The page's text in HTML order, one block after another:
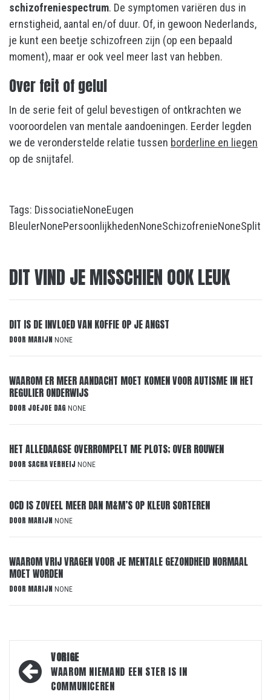
schizofreniespectrum. De symptomen variëren dus in
ernstigheid, aantal en/of duur. Of, in gewoon Nederlands,
je kunt een beetje schizofreen zijn (op een bepaald
moment), maar er ook veel meer last van hebben.
Over feit of gelul
In de serie feit of gelul bevestigen of ontkrachten we
vooroordelen van mentale aandoeningen. Eerder legden
we de veronderstelde relatie tussen borderline en liegen
op de snijtafel.
Tags: DissociatieNoneEugen
BleulerNonePersoonlijkhedenNoneSchizofrenieNoneSplit
DIT VIND JE MISSCHIEN OOK LEUK
DIT IS DE INVLOED VAN KOFFIE OP JE ANGST
DOOR MARIJN NONE
WAAROM ER MEER AANDACHT MOET KOMEN VOOR AUTISME IN HET
REGULIER ONDERWIJS
DOOR JOEJOE DAG NONE
HET ALLEDAAGSE OVERROMPELT ME PLOTS; OVER ROUWEN
DOOR SACHA VERHEIJ NONE
OCD IS ZOVEEL MEER DAN M&M’S OP KLEUR SORTEREN
DOOR MARIJN NONE
WAAROM VRIJ VRAGEN VOOR JE MENTALE GEZONDHEID NORMAAL
MOET WORDEN
DOOR MARIJN NONE
Bericht
navigatie
VORIGE
WAAROM NIEMAND EEN STER IS IN
COMMUNICEREN